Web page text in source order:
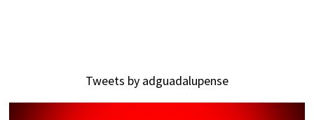
Tweets by adguadalupense